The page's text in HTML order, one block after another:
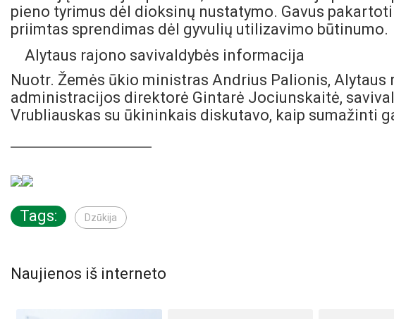
pieno tyrimus dėl dioksinų nustatymo. Gavus
priimtas sprendimas dėl gyvulių utilizavimo būtinumo.
Alytaus rajono savivaldybės informacija
Nuotr. Žemės ūkio ministras Andrius Palionis, Alytaus
administracijos direktorė Gintarė Jociunskaitė,
Vrubliauskas su ūkininkais diskutavo, kaip sumažinti
Tags: Dzūkija
Naujienos iš interneto